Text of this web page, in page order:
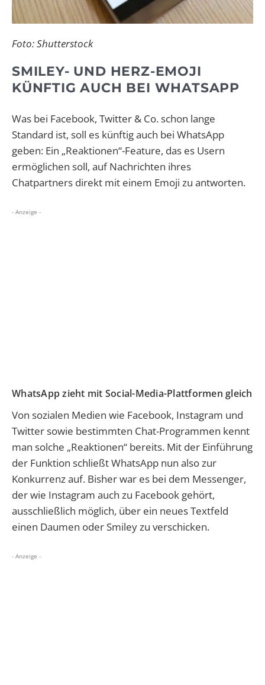
Foto: Shutterstock
SMILEY- UND HERZ-EMOJI
KÜNFTIG AUCH BEI WHATSAPP
Was bei Facebook, Twitter & Co. schon lange
Standard ist, soll es künftig auch bei WhatsApp
geben: Ein „Reaktionen“-Feature, das es Usern
ermöglichen soll, auf Nachrichten ihres
Chatpartners direkt mit einem Emoji zu antworten.
- Anzeige -
WhatsApp zieht mit Social-Media-Plattformen gleich
Von sozialen Medien wie Facebook, Instagram und
Twitter sowie bestimmten Chat-Programmen kennt
man solche „Reaktionen“ bereits. Mit der Einführung
der Funktion schließt WhatsApp nun also zur
Konkurrenz auf. Bisher war es bei dem Messenger,
der wie Instagram auch zu Facebook gehört,
ausschließlich möglich, über ein neues Textfeld
einen Daumen oder Smiley zu verschicken.
- Anzeige -